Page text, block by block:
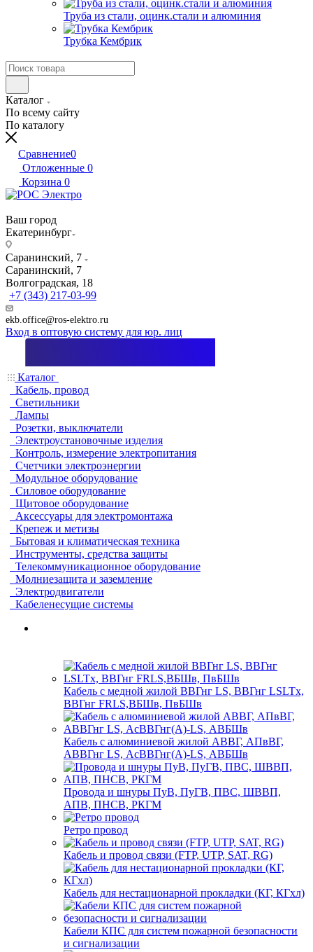
Труба из стали, оцинк.стали и алюминия
Трубка Кембрик
Каталог
По всему сайту
По каталогу
Сравнение0
Отложенные 0
Корзина 0
Ваш город
Екатеринбург
Саранинский, 7
Саранинский, 7
Волгоградская, 18
+7 (343) 217-03-99
ekb.office@ros-elektro.ru
Вход в оптовую систему для юр. лиц
Каталог
Кабель, провод
Светильники
Лампы
Розетки, выключатели
Электроустановочные изделия
Контроль, измерение электропитания
Счетчики электроэнергии
Модульное оборудование
Силовое оборудование
Щитовое оборудование
Аксессуары для электромонтажа
Крепеж и метизы
Бытовая и климатическая техника
Инструменты, средства защиты
Телекоммуникационное оборудование
Молниезащита и заземление
Электродвигатели
Кабеленесущие системы
Кабель с медной жилой ВВГнг LS, ВВГнг LSLTx,
ВВГнг FRLS,ВБШв, ПвБШв
Кабель с алюминиевой жилой АВВГ, АПвВГ,
АВВГнг LS, АсВВГнг(А)-LS, АВБШв
Провода и шнуры ПуВ, ПуГВ, ПВС, ШВВП,
АПВ, ПНСВ, РКГМ
Ретро провод
Кабель и провод связи (FTP, UTP, SAT, RG)
Кабель для нестационарной прокладки (КГ, КГхл)
Кабели КПС для систем пожарной безопасности
и сигнализации